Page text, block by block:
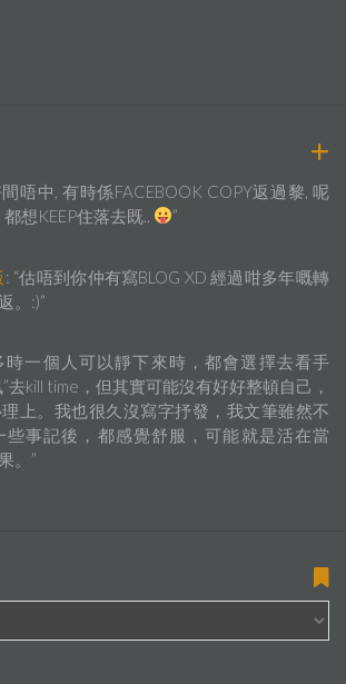
唔中, 有時係FACEBOOK COPY返過黎, 呢
想KEEP住落去既..
”
: “估唔到你仲有寫BLOG XD 經過咁多年嘅轉
。:)”
時一個人可以靜下來時，都會選擇去看手
去kill time，但其實可能沒有好好整頓自己，
上。我也很久沒寫字抒發，我文筆雖然不
些事記後，都感覺舒服，可能就是活在當
。 ”